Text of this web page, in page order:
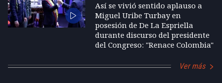
Así se vivió sentido aplauso a
Miguel Uribe Turbay en
posesión de De La Espriella
durante discurso del presidente
del Congreso: "Renace Colombia"
Ver más